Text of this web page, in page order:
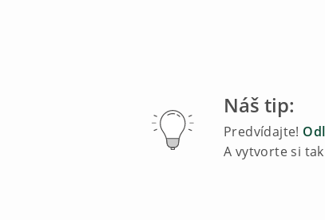
Náš tip:
Predvídajte!
A vytvorte si